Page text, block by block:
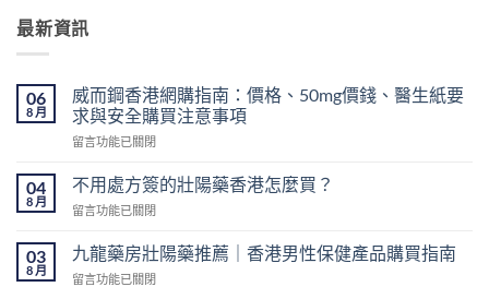
最新資訊
06
8 月
威而鋼香港網購指南：價格、50mg價錢、醫生紙要
求與安全購買注意事項
在
而
鋼
香
網
購
留言功能已關閉
04
8 月
不用處方簽的壯陽藥香港怎麼買？
在
用
處
方
留言功能已關閉
03
8 月
九龍藥房壯陽藥推薦｜香港男性保健產品購買指南
在
留言功能已關閉